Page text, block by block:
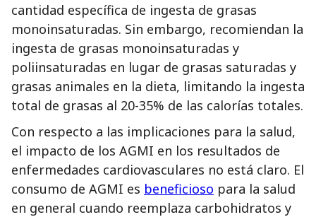
cantidad específica de ingesta de grasas
monoinsaturadas. Sin embargo, recomiendan la
ingesta de grasas monoinsaturadas y
poliinsaturadas en lugar de grasas saturadas y
grasas animales en la dieta, limitando la ingesta
total de grasas al 20-35% de las calorías totales.
Con respecto a las implicaciones para la salud,
el impacto de los AGMI en los resultados de
enfermedades cardiovasculares no está claro. El
consumo de AGMI es beneficioso para la salud
en general cuando reemplaza carbohidratos y